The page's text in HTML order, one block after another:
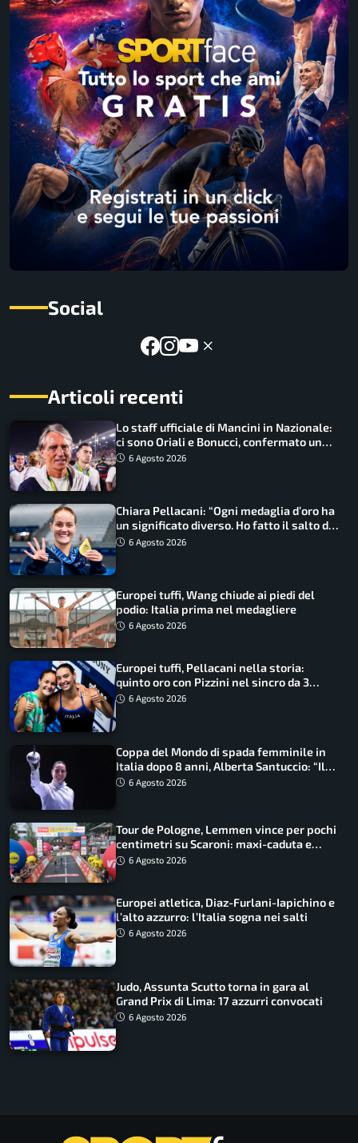
Social
Articoli recenti
Lo staff ufficiale di Mancini in Nazionale:
ci sono Oriali e Bonucci, confermato un
ritorno
6 Agosto 2026
Chiara Pellacani: “Ogni medaglia d’oro ha
un significato diverso. Ho fatto il salto di
qualità”
6 Agosto 2026
Europei tuffi, Wang chiude ai piedi del
podio: Italia prima nel medagliere
6 Agosto 2026
Europei tuffi, Pellacani nella storia:
quinto oro con Pizzini nel sincro da 3
metri
6 Agosto 2026
Coppa del Mondo di spada femminile in
Italia dopo 8 anni, Alberta Santuccio: “Il
lavoro dà sempre i suoi frutti”
6 Agosto 2026
Tour de Pologne, Lemmen vince per pochi
centimetri su Scaroni: maxi-caduta e
tappa accorciata
6 Agosto 2026
Europei atletica, Diaz-Furlani-Iapichino e
l’alto azzurro: l’Italia sogna nei salti
6 Agosto 2026
Judo, Assunta Scutto torna in gara al
Grand Prix di Lima: 17 azzurri convocati
6 Agosto 2026